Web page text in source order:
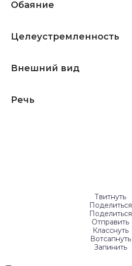
Обаяние
Целеустремленность
Внешний вид
Речь
Твитнуть
Поделиться
Поделиться
Отправить
Класснуть
Вотсапнуть
Запинить